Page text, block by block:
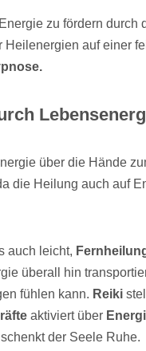
zu fördern durch
Heilenergien auf einer
über die Hände
die Heilung auch auf
auch leicht,
überall hin
fühlen kann. Reiki
aktiviert über
der Seele Ruhe.